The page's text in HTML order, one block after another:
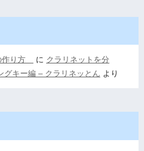
作り方 に クラリネットを分
キー編 – クラリネッとん より